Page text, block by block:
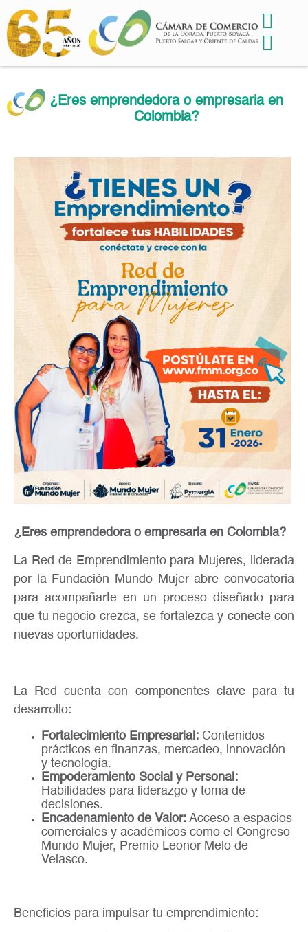
¿Eres emprendedora o empresaria en
Colombia?
¿Eres emprendedora o empresaria en Colombia?
La Red de Emprendimiento para Mujeres, liderada
por la Fundación Mundo Mujer abre convocatoria
para acompañarte en un proceso diseñado para
que tu negocio crezca, se fortalezca y conecte con
nuevas oportunidades.
La Red cuenta con componentes clave para tu
desarrollo:
Fortalecimiento Empresarial: Contenidos
prácticos en finanzas, mercadeo, innovación
y tecnología.
Empoderamiento Social y Personal:
Habilidades para liderazgo y toma de
decisiones.
Encadenamiento de Valor: Acceso a espacios
comerciales y académicos como el Congreso
Mundo Mujer, Premio Leonor Melo de
Velasco.
Beneficios para impulsar tu emprendimiento: